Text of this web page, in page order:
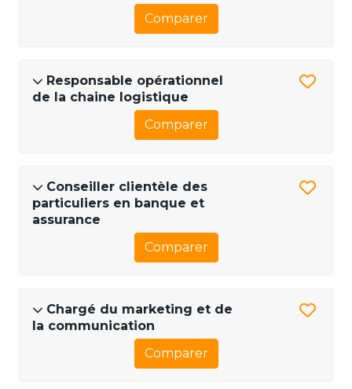
Comparer
Responsable opérationnel
de la chaine logistique
Comparer
Conseiller clientèle des
particuliers en banque et
assurance
Comparer
Chargé du marketing et de
la communication
Comparer